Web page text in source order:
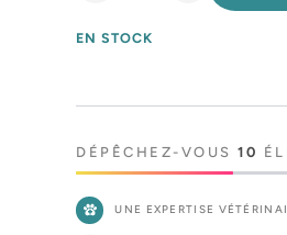
quantité
Stones
Stones
EN STOCK
DÉPÊCHEZ-VOUS10
UNE EXPERTISE